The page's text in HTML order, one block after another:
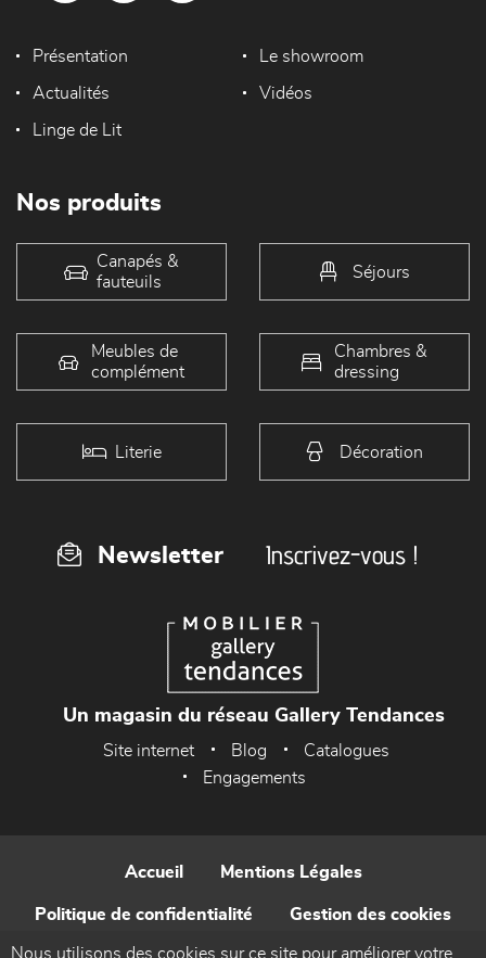
Présentation Le showroom
Actualités Vidéos
Linge de Lit
Nos produits
Canapés &
fauteuils
Séjours
Meubles de
complément
Chambres &
dressing
Literie Décoration
Newsletter Inscrivez-vous !
Un magasin du réseau Gallery Tendances
Site internet Blog
Catalogues
Engagements
Accueil Mentions Légales
Politique de confidentialité Gestion des cookies
Nous utilisons des cookies sur ce site pour améliorer votre